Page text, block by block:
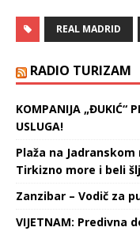
prema…
Zidan uoči duela
mogućnosti, pa i
Azar odigra meč u dresu
Real Madrida dostojan
talenta, Tomas Tuhel je
morao da odgovara…
REAL MADRID
RADIO TURIZAM
KOMPANIJA „ĐUKIĆ“
USLUGA!
Plaža na
Tirkizno more i beli
Zanzibar – Vodič za
VIJETNAM: Predivna